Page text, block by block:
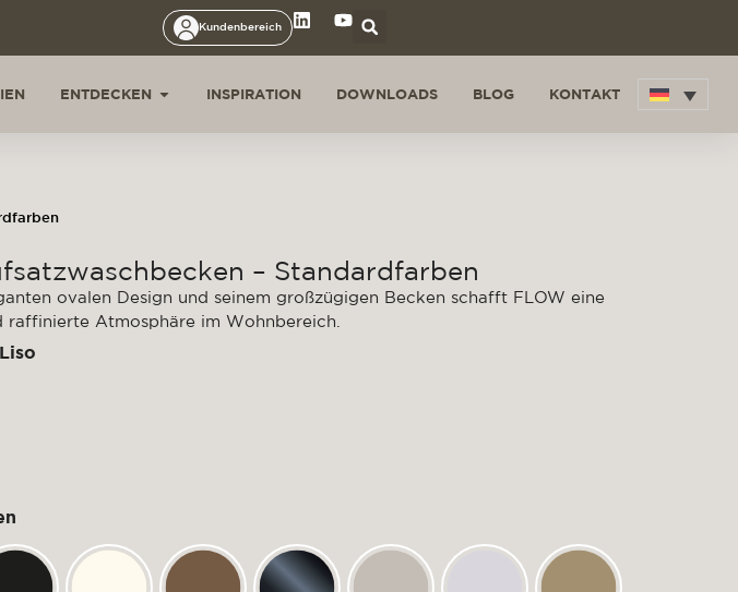
Kundenbereich
ENTDECKEN INSPIRATION DOWNLOADS BLOG KONTAKT
– Standardfarben
ovalen Design und seinem großzügigen Becken schafft FLOW eine
raffinierte Atmosphäre im Wohnbereich.